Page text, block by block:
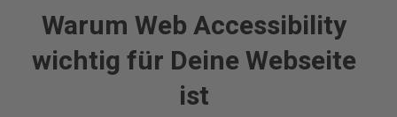
Warum Web Accessibility
wichtig für Deine Webseite
ist